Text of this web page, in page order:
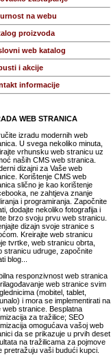
na webu
proizvoda
web katalog
i akcije
informacije
WEB STRANICA
izradu modernih web
U svega nekoliko minuta,
vrhunsku web stranicu uz
naših CMS web stranica.
dizajni za Vaše web
Korištenje CMS web
slično je kao korištenje
ne zahtjeva znanje
i programiranja. Započnite
dodajte nekoliko fotografija i
brzo svoju prvu web stranicu.
dizajn svoje stranice s
Kreirajte web stranicu
tvrtke, web stranicu obrta,
stranicu udruge, započnite
blog...
responzivnost web stranica
web stranice svim
(mobitel, tablet,
i mora se implementirati na
web stranice. Besplatna
za tražilice; SEO
omogućava vašoj web
da se prikazuje u prvih deset
na tražilicama za pojmove
pretražuju vaši budući kupci.